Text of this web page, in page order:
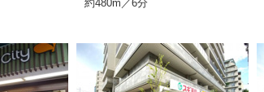
約480m／6分